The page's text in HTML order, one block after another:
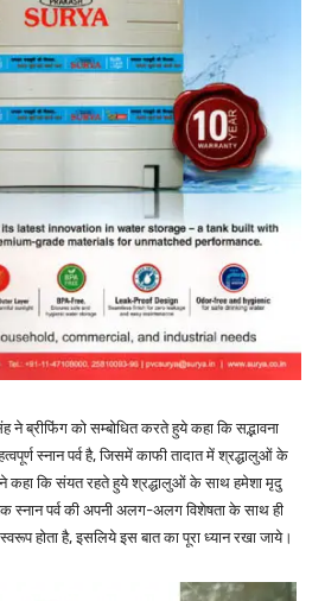
ने ब्रीफिंग को सम्बोधित करते हुये कहा कि सद्भावना
स्नान पर्व है, जिसमें काफी तादात में श्रद्धालुओं के
कहा कि संयत रहते हुये श्रद्धालुओं के साथ हमेशा मृदु
स्नान पर्व की अपनी अलग-अलग विशेषता के साथ ही
होता है, इसलिये इस बात का पूरा ध्यान रखा जाये।